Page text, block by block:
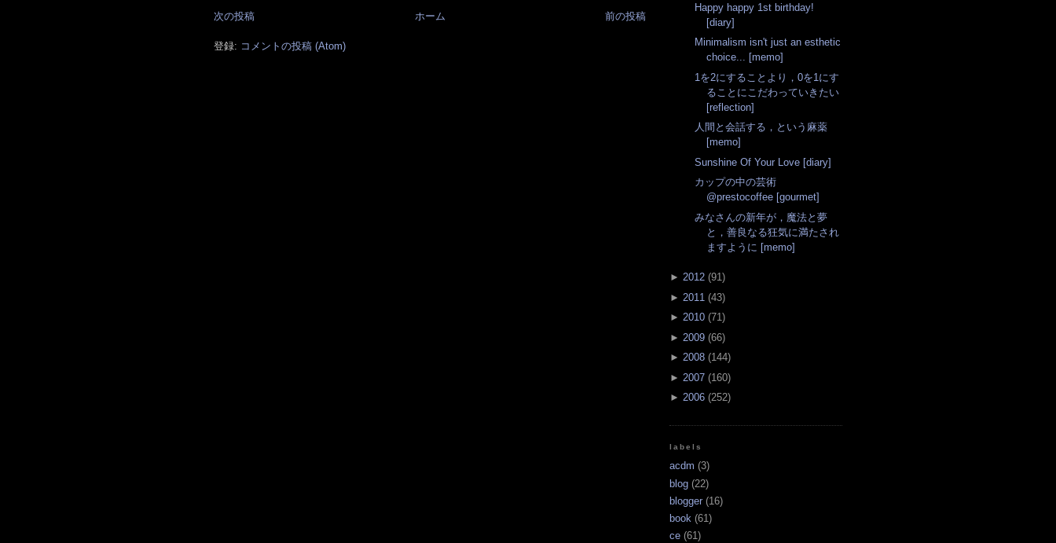
次の投稿 前の投稿
ホーム
登録: コメントの投稿 (Atom)
Happy happy 1st birthday!
[diary]
Minimalism isn't just an esthetic
choice... [memo]
1を2にすることより，0を1にす
ることにこだわっていきたい
[reflection]
人間と会話する，という麻薬
[memo]
Sunshine Of Your Love [diary]
カップの中の芸術
@prestocoffee [gourmet]
みなさんの新年が，魔法と夢
と，善良なる狂気に満たされ
ますように [memo]
► 2012 (91)
► 2011 (43)
► 2010 (71)
► 2009 (66)
► 2008 (144)
► 2007 (160)
► 2006 (252)
labels
acdm (3)
blog (22)
blogger (16)
book (61)
ce (61)